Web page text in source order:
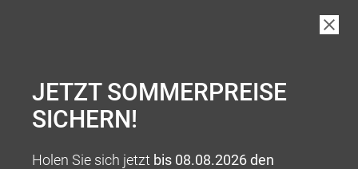
JETZT SOMMERPREISE
SICHERN!
Holen Sie sich jetzt bis 08.08.2026 den